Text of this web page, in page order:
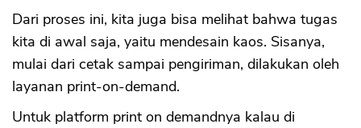
Dari proses ini, kita juga bisa melihat bahwa tugas
kita di awal saja, yaitu mendesain kaos. Sisanya,
mulai dari cetak sampai pengiriman, dilakukan oleh
layanan print-on-demand.
Untuk platform print on demandnya kalau di